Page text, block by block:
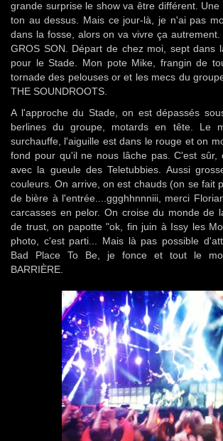
grande surprise le show va être différent. Une
ton au dessus. Mais ce jour-là, je n'ai pas
dans la fosse, alors on va vivre ça
GROS SON. Départ de chez moi, sept dans
pour le Stade. Mon pote Mike, frangin de
tornade des pelouses or et les mecs du
THE SOUNDROOTS.
A l'approche du Stade, on est dépassés
berlines du groupe, motards en tête. Le
surchauffe, l'aiguille est dans le rouge et on
fond pour qu'il ne nous lâche pas. C'est sûr,
avec la gueule des Teletubbies. Aussi
couleurs. On arrive, on est chauds (on se fait
de bière à l'entrée....ggghhnnniii, merci
carcasses en pelor. On croise du monde de
de trust, on papotte "ok, fin juin à Issy les
photo, c'est parti... Mais là pas possible
Bad Place To Be, je fonce et tout le
BARRIÈRE.